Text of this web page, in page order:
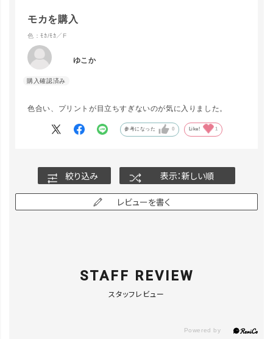
モカを購入
色：ﾓｶ/ﾓｶ／F
ゆこか
色合い、プリントが目立ちすぎないのが気に入りました。
参考になった 0 Like! 1
絞り込み 表示：新しい順
レビューを書く
STAFF REVIEW
スタッフレビュー